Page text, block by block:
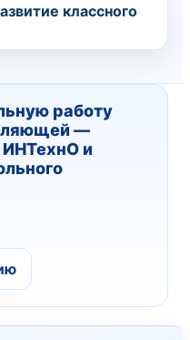
классного
работу
—
ИНТехнО и